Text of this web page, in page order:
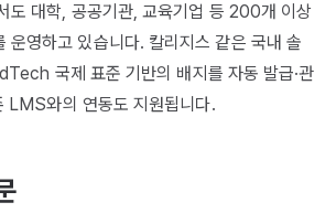
도 대학, 공공기관, 교육기업 등 200개 이상
운영하고 있습니다. 칼리지스 같은 국내 솔
국제 표준 기반의 배지를 자동 발급·관
LMS와의 연동도 지원됩니다.